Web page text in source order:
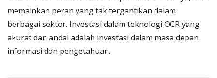
memainkan peran yang tak tergantikan dalam
berbagai sektor. Investasi dalam teknologi OCR yang
akurat dan andal adalah investasi dalam masa depan
informasi dan pengetahuan.